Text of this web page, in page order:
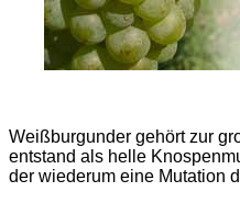
Weißburgunder gehört zur
entstand als helle
der wiederum eine Mutation